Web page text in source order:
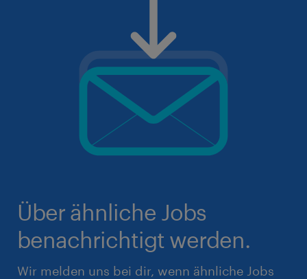
Über ähnliche Jobs
benachrichtigt werden.
Wir melden uns bei dir, wenn ähnliche Jobs